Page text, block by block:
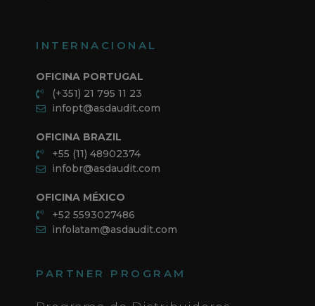
INTERNACIONAL
OFICINA PORTUGAL
(+351) 21 795 11 23
infopt@asdaudit.com
OFICINA BRAZIL
+55 (11) 48902374
infobr@asdaudit.com
OFICINA MÉXICO
+52 5593027486
infolatam@asdaudit.com
PARTNER PROGRAM